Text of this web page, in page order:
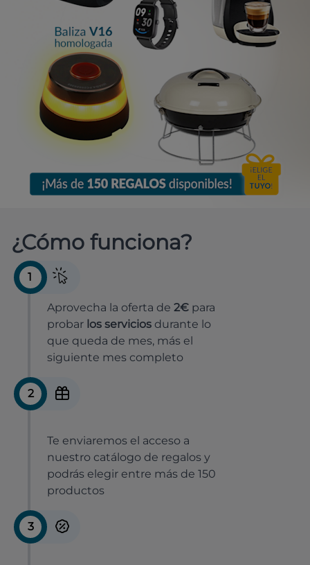
¿Cómo funciona?
1
Aprovecha la oferta de 2€ para
probar los servicios durante lo
que queda de mes, más el
siguiente mes completo
2
Te enviaremos el acceso a
nuestro catálogo de regalos y
podrás elegir entre más de 150
productos
3